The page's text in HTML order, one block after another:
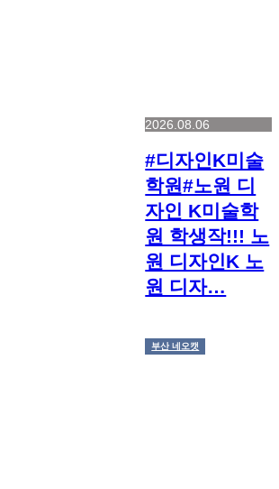
2026.08.06
#디자인K미술
학원#노원 디
자인 K미술학
원 학생작!!! 노
원 디자인K 노
원 디자…
부산 네오캣